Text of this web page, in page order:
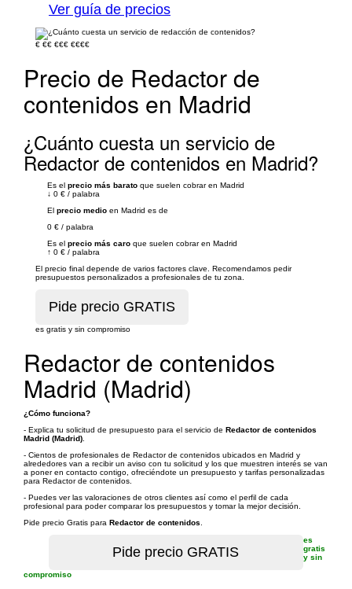
Ver guía de precios
€ €€ €€€ €€€€
Precio de Redactor de
contenidos en Madrid
¿Cuánto cuesta un servicio de
Redactor de contenidos en Madrid?
Es el precio más barato que suelen cobrar en Madrid
↓ 0 € / palabra
El precio medio en Madrid es de
0 € / palabra
Es el precio más caro que suelen cobrar en Madrid
↑ 0 € / palabra
El precio final depende de varios factores clave. Recomendamos pedir
presupuestos personalizados a profesionales de tu zona.
es gratis y sin compromiso
Redactor de contenidos
Madrid (Madrid)
¿Cómo funciona?
- Explica tu solicitud de presupuesto para el servicio de Redactor de contenidos
Madrid (Madrid)
- Cientos de profesionales de Redactor de contenidos ubicados en Madrid y
alrededores van a recibir un aviso con tu solicitud y los que muestren interés se van
a poner en contacto contigo, ofreciéndote un presupuesto y tarifas personalizadas
para Redactor de contenidos.
- Puedes ver las valoraciones de otros clientes así como el perfil de cada
profesional para poder comparar los presupuestos y tomar la mejor decisión.
Pide precio Gratis para Redactor de contenidos
es
gratis
y sin
compromiso